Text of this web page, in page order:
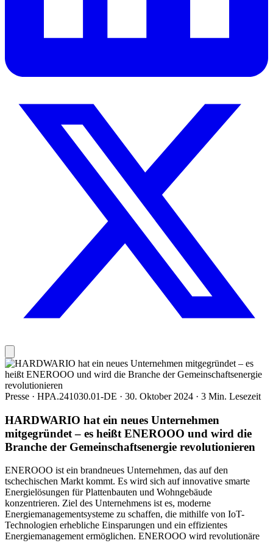
Presse · HPA.241030.01-DE · 30. Oktober 2024 · 3 Min. Lesezeit
HARDWARIO hat ein neues Unternehmen
mitgegründet – es heißt ENEROOO und wird die
Branche der Gemeinschaftsenergie revolutionieren
ENEROOO ist ein brandneues Unternehmen, das auf den
tschechischen Markt kommt. Es wird sich auf innovative smarte
Energielösungen für Plattenbauten und Wohngebäude
konzentrieren. Ziel des Unternehmens ist es, moderne
Energiemanagementsysteme zu schaffen, die mithilfe von IoT-
Technologien erhebliche Einsparungen und ein effizientes
Energiemanagement ermöglichen. ENEROOO wird revolutionäre